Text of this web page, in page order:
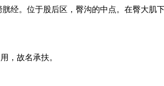
经。位于股后区，臀沟的中点。在臀大肌
，故名承扶。